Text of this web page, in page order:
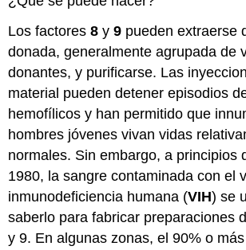
Los factores8 y9 pueden extraerse
donada, generalmente agrupada de
donantes, y purificarse. Las
material pueden detener episodios
hemofílicos y han permitido que
hombres jóvenes vivan vidas
normales. Sin embargo, a principios
1980, la sangre contaminada con el
inmunodeficiencia humana (VIH) se
saberlo para fabricar preparaciones
y 9. En algunas zonas, el 90% o